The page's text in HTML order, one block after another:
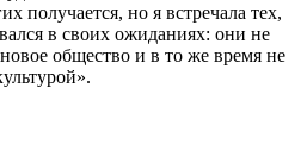
получается, но я встречала тех,
в своих ожиданиях: они не
общество и в то же время не